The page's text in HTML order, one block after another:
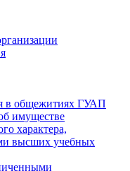
в общежитиях ГУАП
имуществе
характера,
высших учебных